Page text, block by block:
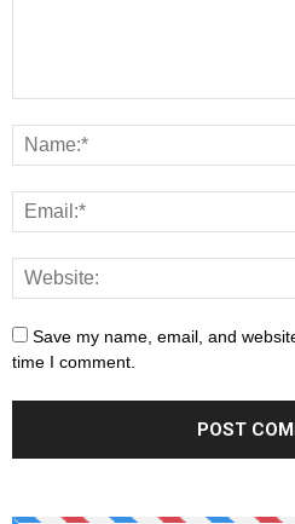
Save my name, email, and
time I comment.